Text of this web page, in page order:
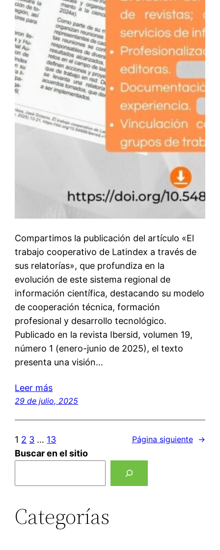
Compartimos la publicación del artículo «El
trabajo cooperativo de Latindex a través de
sus relatorías», que profundiza en la
evolución de este sistema regional de
información científica, destacando su modelo
de cooperación técnica, formación
profesional y desarrollo tecnológico.
Publicado en la revista Ibersid, volumen 19,
número 1 (enero-junio de 2025), el texto
presenta una visión…
Leer más
29 de julio, 2025
1 2 3 … 13 Página siguiente →
Buscar en el sitio
Categorías